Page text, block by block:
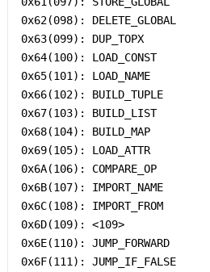
0x62(098): DELETE_GLOBAL
0x63(099): DUP_TOPX
0x64(100): LOAD_CONST
0x65(101): LOAD_NAME
0x66(102): BUILD_TUPLE
0x67(103): BUILD_LIST
0x68(104): BUILD_MAP
0x69(105): LOAD_ATTR
0x6A(106): COMPARE_OP
0x6B(107): IMPORT_NAME
0x6C(108): IMPORT_FROM
0x6D(109): <109>
0x6E(110): JUMP_FORWARD
0x6F(111): JUMP_IF_FALSE